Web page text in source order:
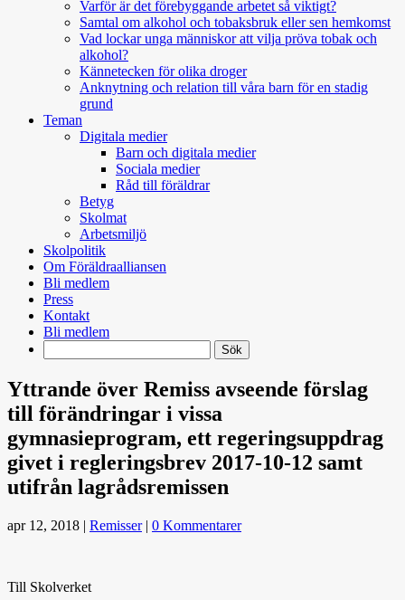
Varför är det förebyggande arbetet så viktigt?
Samtal om alkohol och tobaksbruk eller sen hemkomst
Vad lockar unga människor att vilja pröva tobak och
alkohol?
Kännetecken för olika droger
Anknytning och relation till våra barn för en stadig
grund
Teman
Digitala medier
Barn och digitala medier
Sociala medier
Råd till föräldrar
Betyg
Skolmat
Arbetsmiljö
Skolpolitik
Om Föräldraalliansen
Bli medlem
Press
Kontakt
Bli medlem
Yttrande över Remiss avseende förslag
till förändringar i vissa
gymnasieprogram, ett regeringsuppdrag
givet i regleringsbrev 2017-10-12 samt
utifrån lagrådsremissen
apr 12, 2018 | Remisser| 0 Kommentarer
Till Skolverket